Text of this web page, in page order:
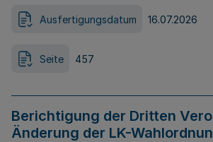
Ausfertigungsdatum 16.07.2026
Seite 457
Berichtigung der Dritten
Änderung der LK-